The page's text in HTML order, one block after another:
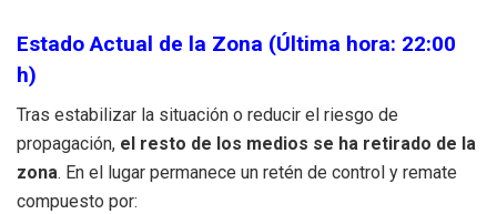
Estado Actual de la Zona (Última hora: 22:00
h)
Tras estabilizar la situación o reducir el riesgo de
propagación, el resto de los medios se ha retirado de la
zona. En el lugar permanece un retén de control y remate
compuesto por: